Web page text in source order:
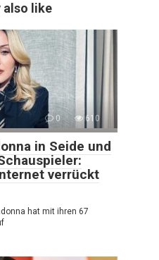
also like
0 610
in Seide und
verrückt
hat mit ihren 67